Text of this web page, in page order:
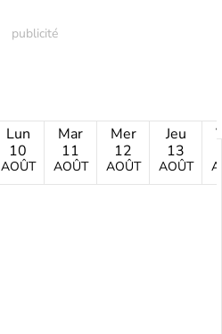
Lun
10
AOÛT
Mar
11
AOÛT
Mer
12
AOÛT
Jeu
13
AOÛT